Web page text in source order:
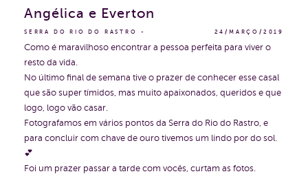
SERRA DO RIO DO RASTRO 24/MARÇO/2019
Angélica e Everton
Como é maravilhoso encontrar a pessoa perfeita para viver o
resto da vida.
No último final de semana tive o prazer de conhecer esse casal
que são super tímidos, mas muito apaixonados, queridos e que
logo, logo vão casar.
Fotografamos em vários pontos da Serra do Rio do Rastro, e
para concluir com chave de ouro tivemos um lindo por do sol.
💕
Foi um prazer passar a tarde com vocês, curtam as fotos.